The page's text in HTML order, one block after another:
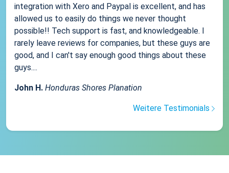
integration with Xero and Paypal is excellent, and has
allowed us to easily do things we never thought
possible!! Tech support is fast, and knowledgeable. I
rarely leave reviews for companies, but these guys are
good, and I can't say enough good things about these
guys....
John H. Honduras Shores Planation
Weitere Testimonials